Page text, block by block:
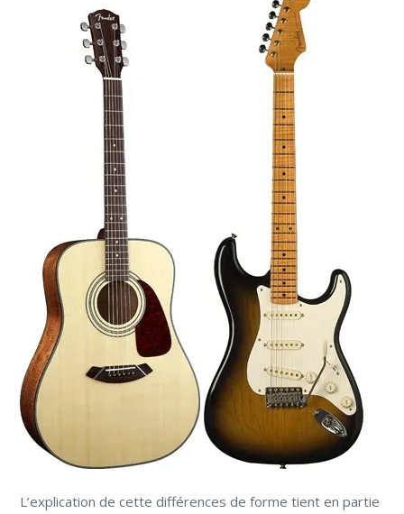
L’explication de cette différences de forme tient en partie